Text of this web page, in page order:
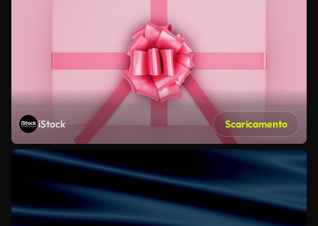
iStock Scaricamento